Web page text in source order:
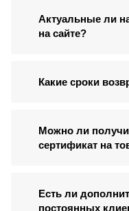
Актуальные ли
на сайте?
Какие сроки
Можно ли
сертификат на
Есть ли
постоянных